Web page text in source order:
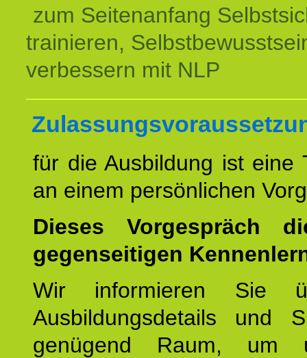
zum Seitenanfang
trainieren,
verbessern mit NLP
für die Ausbildung ist eine
an einem persönlichen
Dieses Vorgespräch
gegenseitigen
Wir informieren Sie
Ausbildungsdetails und
genügend Raum, um